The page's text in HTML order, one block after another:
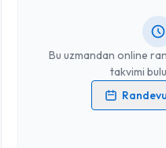
Bu uzmandan online
takvimi
Kişisel verilerimin